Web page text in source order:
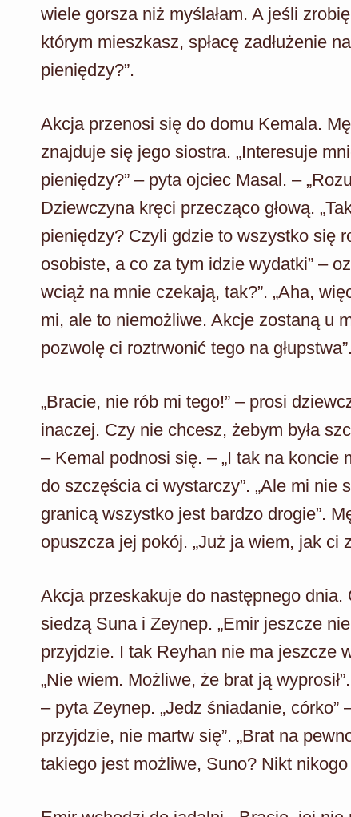
wiele gorsza niż myślałam. A jeśli
którym mieszkasz, spłacę zadłużenie
pieniędzy?”.
Akcja przenosi się do domu Kemala.
znajduje się jego siostra. „Interesuje
pieniędzy?” – pyta ojciec Masal. –
Dziewczyna kręci przecząco głową.
pieniędzy? Czyli gdzie to wszystko się
osobiste, a co za tym idzie wydatki” –
wciąż na mnie czekają, tak?”. „Aha,
mi, ale to niemożliwe. Akcje zostaną u
pozwolę ci roztrwonić tego na głupstwa”.
„Bracie, nie rób mi tego!” – prosi
inaczej. Czy nie chcesz, żebym była
– Kemal podnosi się. – „I tak na koncie
do szczęścia ci wystarczy”. „Ale mi
granicą wszystko jest bardzo drogie”.
opuszcza jej pokój. „Już ja wiem, jak ci
Akcja przeskakuje do następnego
siedzą Suna i Zeynep. „Emir jeszcze
przyjdzie. I tak Reyhan nie ma jeszcze
„Nie wiem. Możliwe, że brat ją
– pyta Zeynep. „Jedz śniadanie, córko”
przyjdzie, nie martw się”. „Brat na
takiego jest możliwe, Suno? Nikt nikogo